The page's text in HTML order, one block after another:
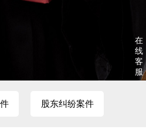
股东纠纷案件
在
线
客
服